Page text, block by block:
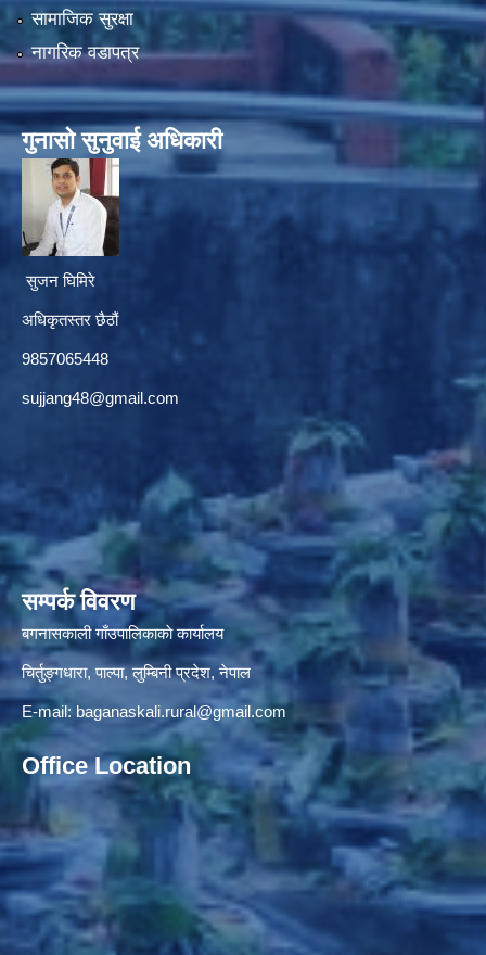
सामाजिक सुरक्षा
नागरिक वडापत्र
गुनासाे सुनुवाई अधिकारी
सुजन घिमिरे
अधिकृतस्तर छैठौं‌
9857065448
sujjang48@gmail.com
सम्पर्क विवरण
बगनासकाली गाँउपालिकाकाे कार्यालय
चिर्तुङ्गधारा, पाल्पा, लुम्बिनी प्रदेश, नेपाल
E-mail: baganaskali.rural@gmail.com
Office Location